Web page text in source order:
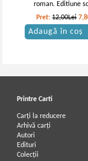
roman. Editiune
Pret:12,00Lei
Adaugă în coș
Printre Carti
Carți la reducere
Arhivă carți
Autori
Edituri
Colecții